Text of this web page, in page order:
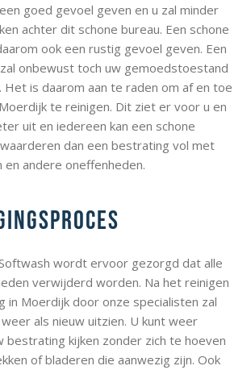
goed gevoel geven en u zal minder
achter dit schone bureau. Een schone
ook een rustig gevoel geven. Een
onbewust toch uw gemoedstoestand
Het is daarom aan te raden om af en toe
te reinigen. Dit ziet er voor u en
uit en iedereen kan een schone
dan een bestrating vol met
en andere oneffenheden.
wordt ervoor gezorgd dat alle
verwijderd worden. Na het reinigen
in Moerdijk door onze specialisten zal
als nieuw uitzien. U kunt weer
bestrating kijken zonder zich te hoeven
of bladeren die aanwezig zijn. Ook